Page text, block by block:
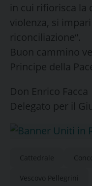
in cui rifiorisca la
violenza, si impari
riconciliazione“.
Buon cammino
Principe della
Don Enrico Facca
Delegato per il
Cattedrale
Vescovo Pellegrini